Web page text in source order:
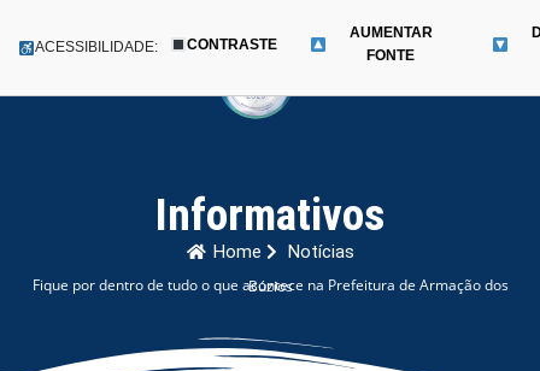
para
Menu
ACESSIBILIDADE: CONTRASTE
AUMENTAR
FONTE
Informativos
Home Notícias
Fique por dentro de tudo o que acontece na Prefeitura de Armação dos Búzios